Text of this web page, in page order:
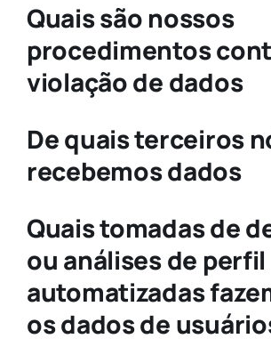
Quais são nossos
procedimentos
violação de dados
De quais terceiros
recebemos dados
Quais tomadas de
ou análises de perfil
automatizadas
os dados de